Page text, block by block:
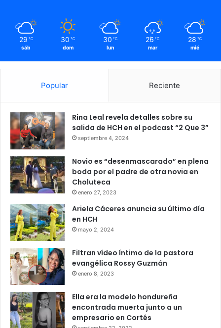
29 ℃
sáb
30 ℃
dom
30 ℃
lun
26 ℃
mar
28 ℃
mié
Popular Reciente
Rina Leal revela detalles sobre su
salida de HCH en el podcast “2 Que 3”
septiembre 4, 2024
Novio es “desenmascarado” en plena
boda por el padre de otra novia en
Choluteca
enero 27, 2023
Ariela Cáceres anuncia su último día
en HCH
mayo 2, 2024
Filtran vídeo íntimo de la pastora
evangélica Rossy Guzmán
enero 8, 2023
Ella era la modelo hondureña
encontrada muerta junto a un
empresario en Cortés